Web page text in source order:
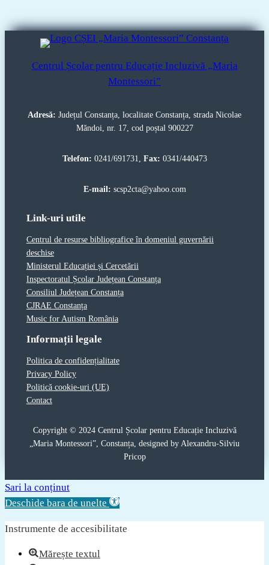
Centrul Școlar pentru Educație Incluzivă „Maria
Montessori”
Adresă: Județul Constanța, localitate Constanța, strada Nicolae
Măndoi, nr. 17, cod poștal 900227
Telefon: 0241/691731, Fax: 0341/440473
E-mail: scsp2cta@yahoo.com
Link-uri utile
Centrul de resurse bibliografice în domeniul guvernării
deschise
Ministerul Educației și Cercetării
Inspectoratul Școlar Județean Constanța
Consiliul Județean Constanța
CJRAE Constanța
Music for Autism România
Informații legale
Politica de confidențialitate
Privacy Policy
Politică cookie-uri (UE)
Contact
Copyright © 2024 Centrul Școlar pentru Educație Incluzivă
„Maria Montessori”, Constanța, designed by Alexandru-Silviu
Pricop
Sari la conținut
Deschide bara de unelte
Instrumente de accesibilitate
Mărește textul